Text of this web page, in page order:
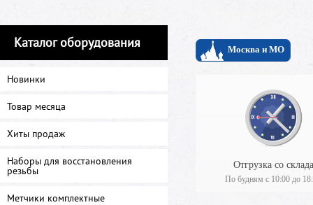
Каталог оборудования
Новинки
Товар месяца
Хиты продаж
Наборы для восстановления
резьбы
Метчики комплектные